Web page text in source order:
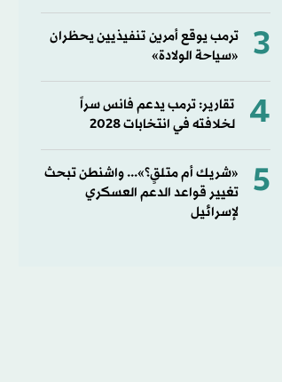
3
ترمب يوقع أمرين تنفيذيين يحظران
«سياحة الولادة»
4
تقارير: ترمب يدعم فانس سراً
لخلافته في انتخابات 2028
5
«شريك أم متلقٍ؟»... واشنطن تبحث
تغيير قواعد الدعم العسكري
لإسرائيل